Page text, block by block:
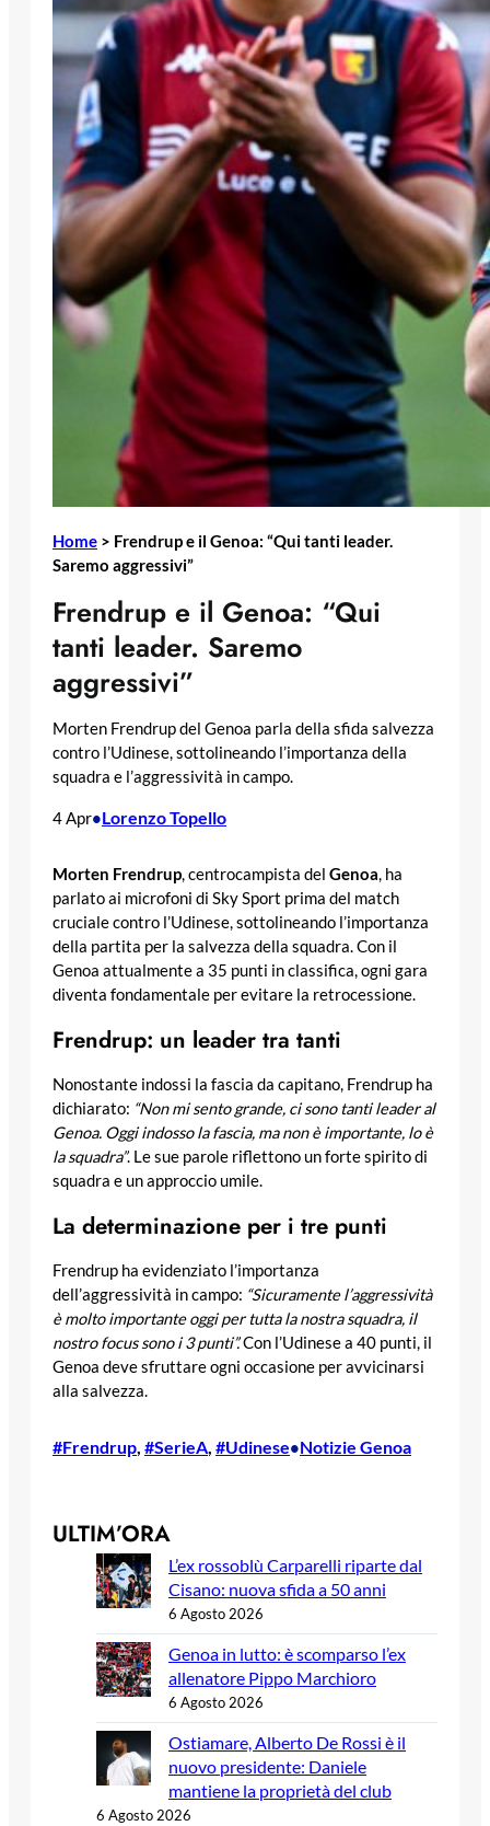
Home > Frendrup e il Genoa: “Qui tanti leader.
Saremo aggressivi”
Frendrup e il Genoa: “Qui
tanti leader. Saremo
aggressivi”
Morten Frendrup del Genoa parla della sfida salvezza
contro l’Udinese, sottolineando l’importanza della
squadra e l’aggressività in campo.
4 Apr•Lorenzo Topello
Morten Frendrup, centrocampista del Genoa, ha
parlato ai microfoni di Sky Sport prima del match
cruciale contro l’Udinese, sottolineando l’importanza
della partita per la salvezza della squadra. Con il
Genoa attualmente a 35 punti in classifica, ogni gara
diventa fondamentale per evitare la retrocessione.
Frendrup: un leader tra tanti
Nonostante indossi la fascia da capitano, Frendrup ha
dichiarato: “Non mi sento grande, ci sono tanti leader al
Genoa. Oggi indosso la fascia, ma non è importante, lo è
la squadra”. Le sue parole riflettono un forte spirito di
squadra e un approccio umile.
La determinazione per i tre punti
Frendrup ha evidenziato l’importanza
dell’aggressività in campo: “Sicuramente l’aggressività
è molto importante oggi per tutta la nostra squadra, il
nostro focus sono i 3 punti”.Con l’Udinese a 40 punti, il
Genoa deve sfruttare ogni occasione per avvicinarsi
alla salvezza.
#Frendrup, #SerieA, #Udinese•Notizie Genoa
ULTIM’ORA
L’ex rossoblù Carparelli riparte dal
Cisano: nuova sfida a 50 anni
6 Agosto 2026
Genoa in lutto: è scomparso l’ex
allenatore Pippo Marchioro
6 Agosto 2026
Ostiamare, Alberto De Rossi è il
nuovo presidente: Daniele
mantiene la proprietà del club
6 Agosto 2026